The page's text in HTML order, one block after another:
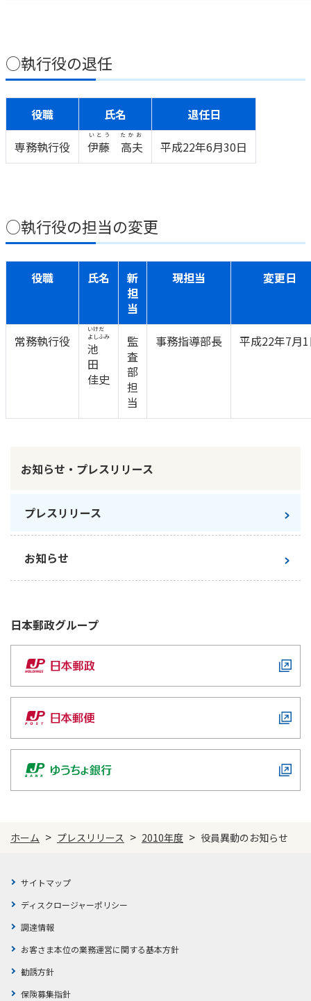
○執行役の退任
役職 氏名
退任日
専務執行役
伊藤 高夫
いとう たかお
平成22年6月30日
○執行役の担当の変更
役職 氏名
新
担
当
現担当 変更日
常務執行役
池
田
佳史
いけだ
よしふみ
監
査
部
担
当
事務指導部長 平成22年7月
お知らせ・プレスリリース
プレスリリース
お知らせ
日本郵政グループ
ホーム > プレスリリース > 2010年度 > 役員異動のお知らせ
サイトマップ
ディスクロージャーポリシー
調達情報
お客さま本位の業務運営に関する基本方針
勧誘方針
保険募集指針